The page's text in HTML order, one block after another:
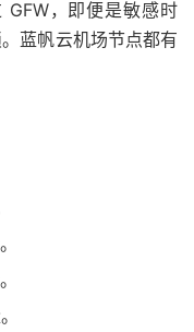
GFW，即便是敏感时
蓝帆云机场节点都有